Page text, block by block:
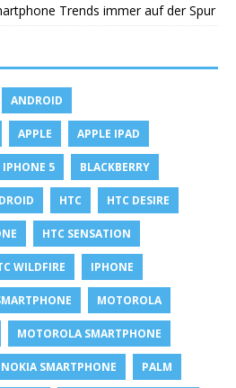
Trends immer auf der Spur
ANDROID
APPLE APPLE IPAD
IPHONE 5 BLACKBERRY
HTC HTC DESIRE
HTC SENSATION
WILDFIRE IPHONE
MOTOROLA
MOTOROLA SMARTPHONE
NOKIA SMARTPHONE PALM